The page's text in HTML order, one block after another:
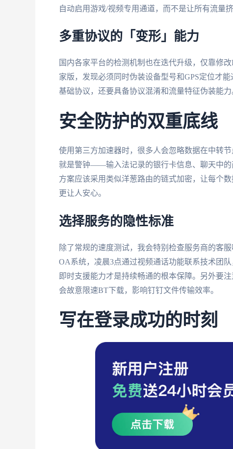
自动启用游戏/视频专用通道，而不是让所有流量
多重协议的「变形」能力
国内各家平台的检测机制也在迭代升级，仅靠修
家版，发现必须同时伪装设备型号和GPS定位才
基础协议，还要具备协议混淆和流量特征伪装能力
安全防护的双重底线
使用第三方加速器时，很多人会忽略数据在中转
就是警钟——输入法记录的银行卡信息、聊天中
方案应该采用类似洋葱路由的链式加密，让每个
更让人安心。
选择服务的隐性标准
除了常规的速度测试，我会特别检查服务商的客
OA系统，凌晨3点通过视频通话功能联系技术团
即时支援能力才是持续畅通的根本保障。另外要
会故意限速BT下载，影响钉钉文件传输效率。
写在登录成功的时刻